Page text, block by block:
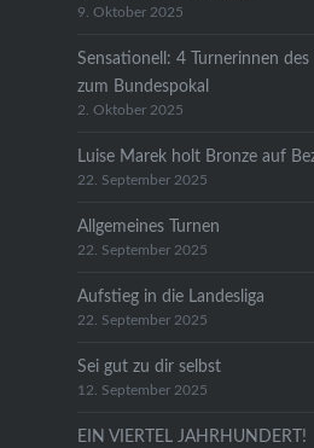
9. Oktober 2025
Sensationell: 4 Turnerinnen
zum Bundespokal
2. Oktober 2025
Luise Marek holt Bronze auf
22. September 2025
Allgemeines Turnen
22. September 2025
Aufstieg in die Landesliga
22. September 2025
Sei gut zu dir selbst
12. September 2025
EIN VIERTEL JAHRHUNDERT!